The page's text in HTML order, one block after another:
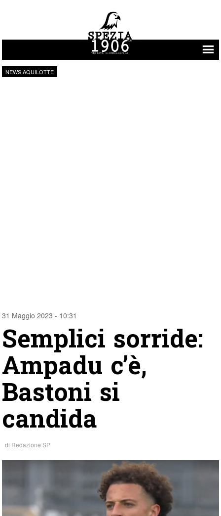
Vai al contenuto
NEWS AQUILOTTE
31 Maggio 2023 - 10:31
Semplici sorride:
Ampadu c’è,
Bastoni si
candida
di Redazione SP